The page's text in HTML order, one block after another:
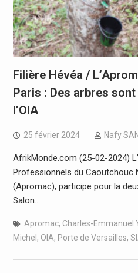
Filière Hévéa /
Paris : Des arbres
l’OIA
25 février 2024 Nafy
AfrikMonde.com (25-02-2024)
Professionnels du Caoutchouc
(Apromac), participe pour la
Salon…
Apromac, Charles-Emmanuel
Michel , OIA, Porte de Versailles,